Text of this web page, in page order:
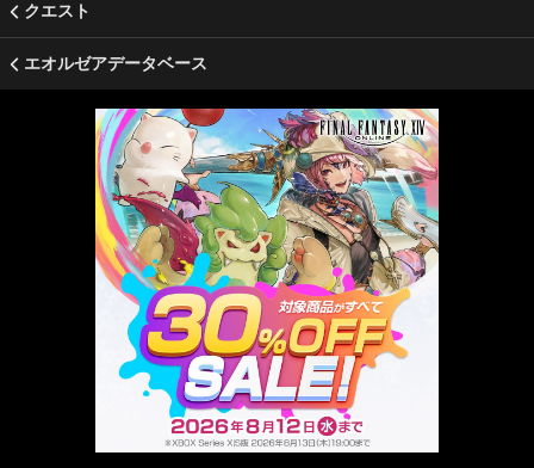
クエスト
エオルゼアデータベース